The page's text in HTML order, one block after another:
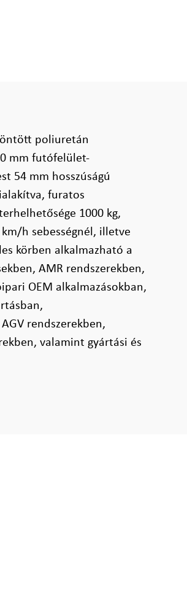
öntött poliuretán
mm futófelület-
54 mm hosszúságú
furatos
1000 kg,
h sebességnél, illetve
körben alkalmazható a
AMR rendszerekben,
OEM alkalmazásokban,
rendszerekben,
valamint gyártási és